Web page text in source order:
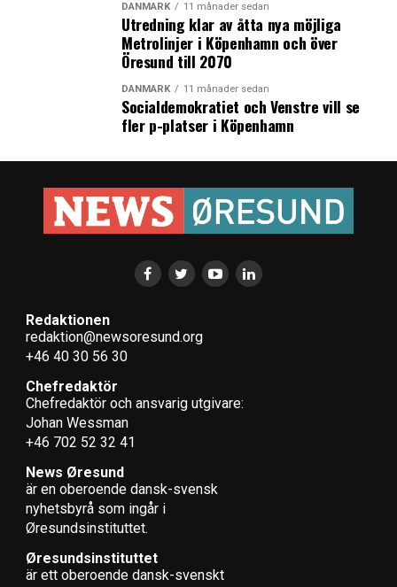
DANMARK 11 månader sedan
Utredning klar av åtta nya möjliga
Metrolinjer i Köpenhamn och över
Öresund till 2070
DANMARK 11 månader sedan
Socialdemokratiet och Venstre vill se
fler p-platser i Köpenhamn
Redaktionen
redaktion@newsoresund.org
+46 40 30 56 30
Chefredaktör
Chefredaktör och ansvarig utgivare:
Johan Wessman
+46 702 52 32 41
News Øresund
är en oberoende dansk-svensk
nyhets­byrå som ingår i
Øresundsinstituttet.
Øresundsinstituttet
är ett oberoende dansk-svenskt